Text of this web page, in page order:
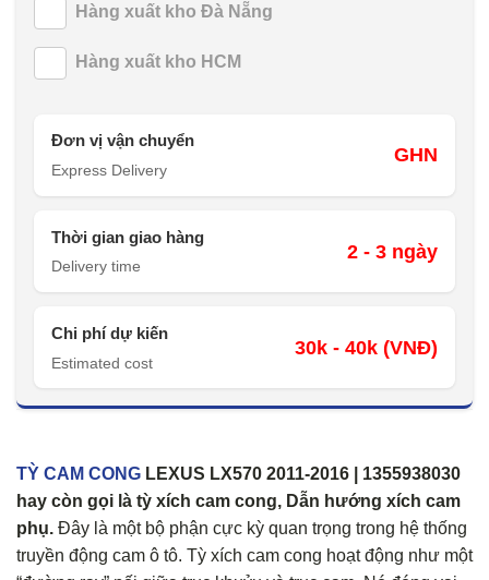
Hàng xuất kho Đà Nẵng
Hàng xuất kho HCM
Đơn vị vận chuyển
Express Delivery
GHN
Thời gian giao hàng
Delivery time
2 - 3 ngày
Chi phí dự kiến
Estimated cost
30k - 40k (VNĐ)
TỲ CAM CONG LEXUS LX570 2011-2016 | 1355938030
hay còn gọi là tỳ xích cam cong, Dẫn hướng xích cam
phụ. Đây là một bộ phận cực kỳ quan trọng trong hệ thống
truyền động cam ô tô. Tỳ xích cam cong hoạt động như một